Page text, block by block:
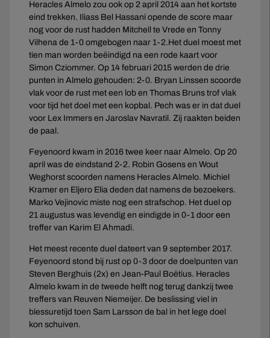
Heracles Almelo zou ook op 2 april 2014 aan het kortste
eind trekken. Iliass Bel Hassani opende de score maar
nog voor de rust hadden Mitchell te Vrede en Tonny
Vilhena de 1-0 omgebogen naar 1-2.Het duel moest met
tien man worden beëindigd na een rode kaart voor
Simon Cziommer. Op 14 februari 2015 werden de drie
punten in Almelo gehouden: 2-0. Bryan Linssen scoorde
vlak voor de rust met een lob en Thomas Bruns trof vlak
voor tijd het doel met een kopbal. Pech was er in dat duel
voor Lex Immers en Jaroslav Navratil. Zij raakten beiden
de paal.
Feyenoord kwam in 2016 twee keer naar Almelo. Op 20
april was de eindstand 2-2. Robin Gosens en Wout
Weghorst scoorden namens Heracles Almelo. Michiel
Kramer en Eljero Elia deden dat namens de bezoekers.
Marko Vejinovic miste nog een strafschop. Het duel op
21 augustus was levendig en eindigde in 0-1 door een
treffer van Karim El Ahmadi.
Het meest recente duel dateert van 9 september 2017.
Feyenoord stond bij rust op 0-3 door de doelpunten van
Steven Berghuis (2x) en Jean-Paul Boëtius. Heracles
Almelo kwam in de tweede helft nog terug dankzij twee
treffers van Reuven Niemeijer. De beslissing viel in
blessuretijd toen Sam Larsson de bal in het lege doel
kon schuiven.